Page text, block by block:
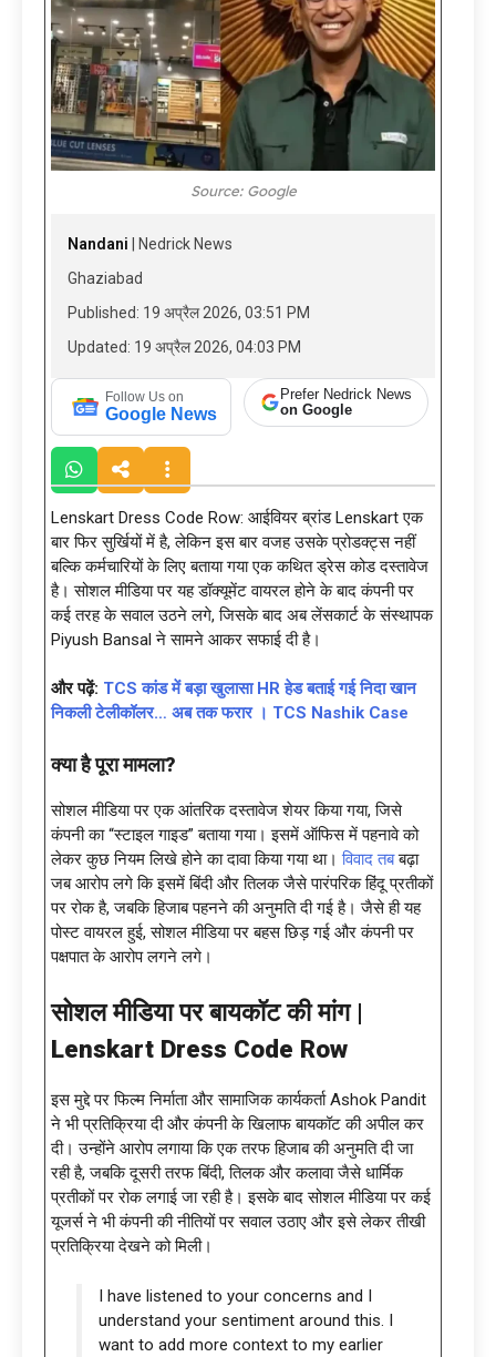
Source: Google
Nandani | Nedrick News
Ghaziabad
Published: 19 अप्रैल 2026, 03:51 PM
Updated: 19 अप्रैल 2026, 04:03 PM
Follow Us on
Google News
Prefer Nedrick News
on Google
Lenskart Dress Code Row: आईवियर ब्रांड Lenskart एक
बार फिर सुर्खियों में है, लेकिन इस बार वजह उसके प्रोडक्ट्स नहीं
बल्कि कर्मचारियों के लिए बताया गया एक कथित ड्रेस कोड दस्तावेज
है। सोशल मीडिया पर यह डॉक्यूमेंट वायरल होने के बाद कंपनी पर
कई तरह के सवाल उठने लगे, जिसके बाद अब लेंसकार्ट के संस्थापक
Piyush Bansal ने सामने आकर सफाई दी है।
और पढ़ें: TCS कांड में बड़ा खुलासा HR हेड बताई गई निदा खान
निकली टेलीकॉलर… अब तक फरार । TCS Nashik Case
क्या है पूरा मामला?
सोशल मीडिया पर एक आंतरिक दस्तावेज शेयर किया गया, जिसे
कंपनी का “स्टाइल गाइड” बताया गया। इसमें ऑफिस में पहनावे को
लेकर कुछ नियम लिखे होने का दावा किया गया था।विवाद तबबढ़ा
जब आरोप लगे कि इसमें बिंदी और तिलक जैसे पारंपरिक हिंदू प्रतीकों
पर रोक है, जबकि हिजाब पहनने की अनुमति दी गई है। जैसे ही यह
पोस्ट वायरल हुई, सोशल मीडिया पर बहस छिड़ गई और कंपनी पर
पक्षपात के आरोप लगने लगे।
सोशल मीडिया पर बायकॉट की मांग |
Lenskart Dress Code Row
इस मुद्दे पर फिल्म निर्माता और सामाजिक कार्यकर्ता Ashok Pandit
ने भी प्रतिक्रिया दी और कंपनी के खिलाफ बायकॉट की अपील कर
दी। उन्होंने आरोप लगाया कि एक तरफ हिजाब की अनुमति दी जा
रही है, जबकि दूसरी तरफ बिंदी, तिलक और कलावा जैसे धार्मिक
प्रतीकों पर रोक लगाई जा रही है। इसके बाद सोशल मीडिया पर कई
यूजर्स ने भी कंपनी की नीतियों पर सवाल उठाए और इसे लेकर तीखी
प्रतिक्रिया देखने को मिली।
I have listened to your concerns and I
understand your sentiment around this. I
want to add more context to my earlier